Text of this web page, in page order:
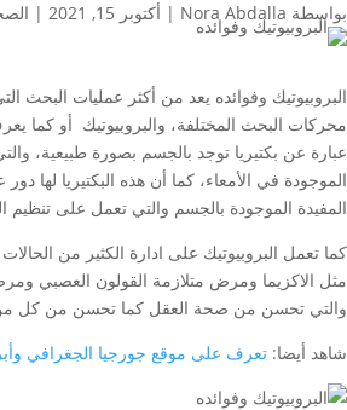
بواسطة Nora Abdalla
| أكتوبر 15, 2021 |
البروبيوتيك وفوائده يعد من أكثر عمليات البحث
محركات البحث المختلفة، والبروبيوتيك أو كما
عبارة عن بكتيريا توجد بالجسم بصورة طبيعية،
الموجودة في الأمعاء، كما أن هذه البكتيريا لها
المفيدة الموجودة بالجسم والتي تعمل على تنظيم
كما تعمل البروبيوتيك على ادارة الكثير من
مثل الاكزيما ومرض متلازمة القولون العصبي
والتي تحسن من صحة العقل كما تحسن من كل من
شاهد أيضا: تعرف على موقع جورجيا الجغرافي